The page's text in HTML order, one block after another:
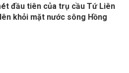
đầu tiên của trụ cầu Tứ Liên
khỏi mặt nước sông Hồng